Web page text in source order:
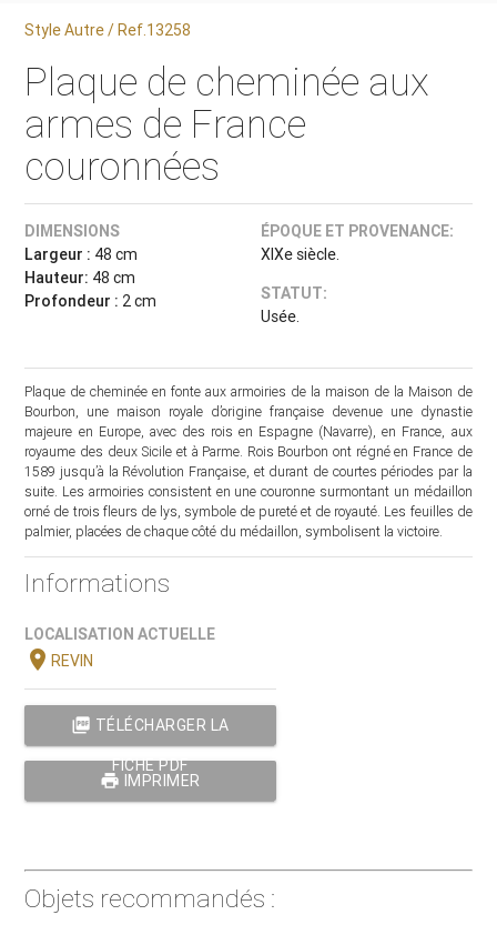
Style Autre / Ref.13258
Plaque de cheminée aux
armes de France
couronnées
DIMENSIONS
Largeur : 48 cm
Hauteur: 48 cm
Profondeur : 2 cm
ÉPOQUE ET PROVENANCE:
XIXe siècle.
STATUT:
Usée.
Plaque de cheminée en fonte aux armoiries de la maison de la Maison de
Bourbon, une maison royale d’origine française devenue une dynastie
majeure en Europe, avec des rois en Espagne (Navarre), en France, aux
royaume des deux Sicile et à Parme. Rois Bourbon ont régné en France de
1589 jusqu’à la Révolution Française, et durant de courtes périodes par la
suite. Les armoiries consistent en une couronne surmontant un médaillon
orné de trois fleurs de lys, symbole de pureté et de royauté. Les feuilles de
palmier, placées de chaque côté du médaillon, symbolisent la victoire.
Informations
LOCALISATION ACTUELLE
location_onREVIN
picture_as_pdf TÉLÉCHARGER LA
FICHE PDF
print IMPRIMER
Objets recommandés :